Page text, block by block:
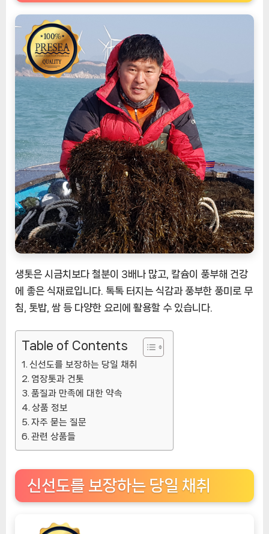
고
의
풍
미
와
영
양
소
를
선
사
하
는
바
다
의
보
물
ㅣ
추
상
생톳은 시금치보다 철분이 3배나 많고, 칼슘이 풍부해 건강
에 좋은 식재료입니다. 톡톡 터지는 식감과 풍부한 풍미로 무
침, 톳밥, 쌈 등 다양한 요리에 활용할 수 있습니다.
Table of Contents
신선도를 보장하는 당일 채취
염장톳과 건톳
품질과 만족에 대한 약속
상품 정보
자주 묻는 질문
관련 상품들
신선도를 보장하는 당일 채취